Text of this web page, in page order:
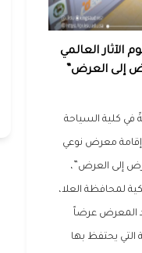
الآثار العالمي
إلى العرض”
كلية السياحة
إقامة معرض نوعي
إلى العرض”،
لمحافظة العلا،
المعرض عرضاً
التي يحتفظ بها